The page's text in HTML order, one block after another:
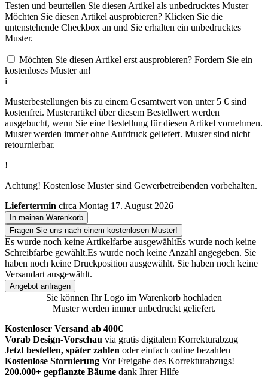
Testen und beurteilen Sie diesen Artikel als unbedrucktes Muster
Möchten Sie diesen Artikel ausprobieren? Klicken Sie die
untenstehende Checkbox an und Sie erhalten ein unbedrucktes
Muster.
Möchten Sie diesen Artikel erst ausprobieren? Fordern Sie ein
kostenloses Muster an!
i
Musterbestellungen bis zu einem Gesamtwert von unter 5 € sind
kostenfrei. Musterartikel über diesem Bestellwert werden
ausgebucht, wenn Sie eine Bestellung für diesen Artikel vornehmen.
Muster werden immer ohne Aufdruck geliefert. Muster sind nicht
retournierbar.
!
Achtung! Kostenlose Muster sind Gewerbetreibenden vorbehalten.
Liefertermin circa Montag 17. August 2026
In meinen Warenkorb
Fragen Sie uns nach einem kostenlosen Muster!
Es wurde noch keine Artikelfarbe ausgewähltEs wurde noch keine
Schreibfarbe gewählt.Es wurde noch keine Anzahl angegeben. Sie
haben noch keine Druckposition ausgewählt. Sie haben noch keine
Versandart ausgewählt.
Angebot anfragen
Sie können Ihr Logo im Warenkorb hochladen
Muster werden immer unbedruckt geliefert.
Kostenloser Versand ab 400€
Vorab Design-Vorschau via gratis digitalem Korrekturabzug
Jetzt bestellen, später zahlen oder einfach online bezahlen
Kostenlose Stornierung Vor Freigabe des Korrekturabzugs!
200.000+ gepflanzte Bäume dank Ihrer Hilfe